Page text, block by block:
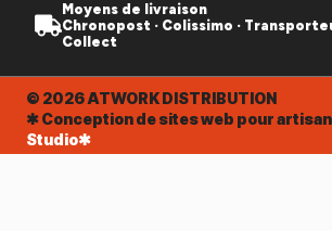
Moyens de livraison
Chronopost · Colissimo ·
Collect
© 2026 ATWORK DISTRIBUTION
✱ Conception de sites web pour
Studio✱